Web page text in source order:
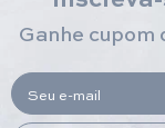
Ganhe
Seu e-mail